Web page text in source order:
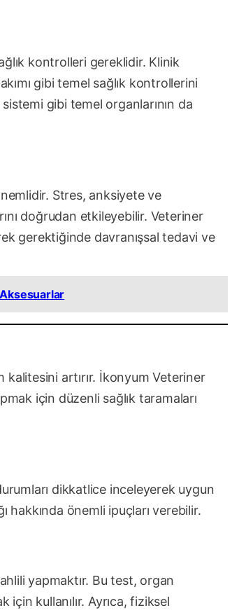
kontrolleri gereklidir. Klinik
gibi temel sağlık kontrollerini
gibi temel organlarının da
Stres, anksiyete ve
doğrudan etkileyebilir. Veteriner
gerektiğinde davranışsal tedavi ve
kalitesini artırır. İkonyum Veteriner
için düzenli sağlık taramaları
dikkatlice inceleyerek uygun
hakkında önemli ipuçları verebilir.
yapmaktır. Bu test, organ
kullanılır. Ayrıca, fiziksel